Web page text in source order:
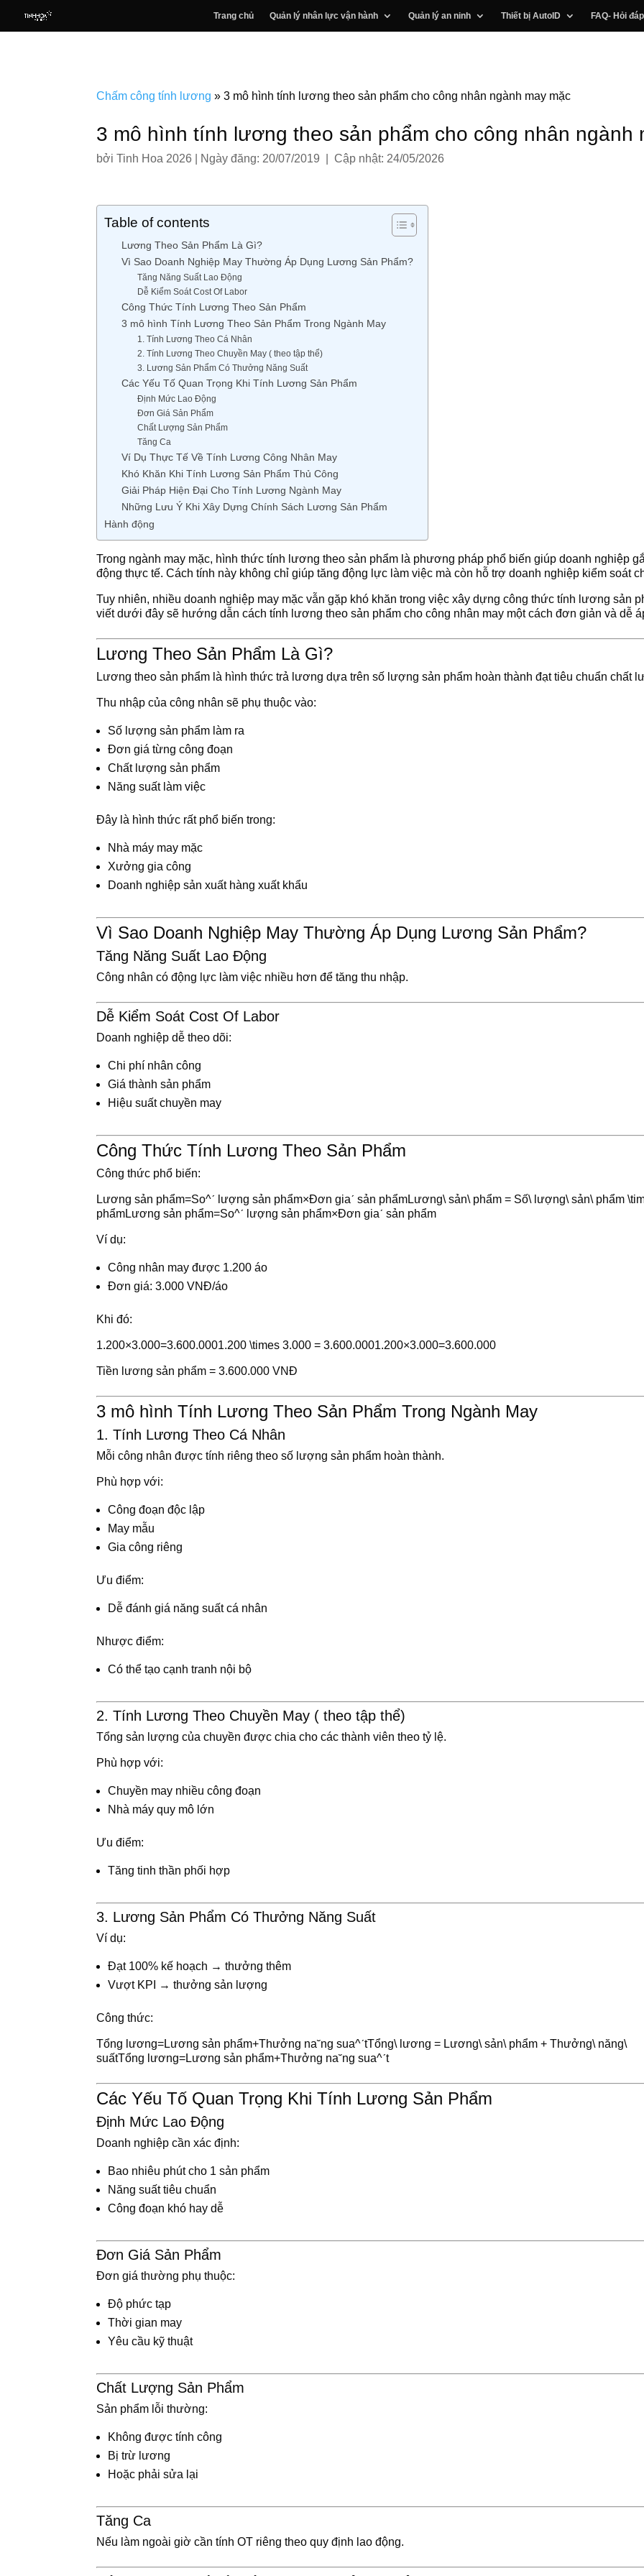
Trang chủ Quản lý nhân lực vận hành Quản lý an ninh Thiết bị AutoID FAQ- Hỏi đáp
Chấm công tính lương »3 mô hình tính lương theo sản phẩm cho công nhân ngành may mặc
3 mô hình tính lương theo sản phẩm cho công nhân ngành
bởiTinh Hoa 2026 Ngày đăng: 20/07/2019 | Cập nhật: 24/05/2026
Table of contents
Lương Theo Sản Phẩm Là Gì?
Vì Sao Doanh Nghiệp May Thường Áp Dụng Lương Sản Phẩm?
Tăng Năng Suất Lao Động
Dễ Kiểm Soát Cost Of Labor
Công Thức Tính Lương Theo Sản Phẩm
3 mô hình Tính Lương Theo Sản Phẩm Trong Ngành May
1. Tính Lương Theo Cá Nhân
2. Tính Lương Theo Chuyền May ( theo tập thể)
3. Lương Sản Phẩm Có Thưởng Năng Suất
Các Yếu Tố Quan Trọng Khi Tính Lương Sản Phẩm
Định Mức Lao Động
Đơn Giá Sản Phẩm
Chất Lượng Sản Phẩm
Tăng Ca
Ví Dụ Thực Tế Về Tính Lương Công Nhân May
Khó Khăn Khi Tính Lương Sản Phẩm Thủ Công
Giải Pháp Hiện Đại Cho Tính Lương Ngành May
Những Lưu Ý Khi Xây Dựng Chính Sách Lương Sản Phẩm
Hành động
Trong ngành may mặc, hình thức tính lương theo sản phẩm là phương pháp phổ biến giúp doanh nghiệp
động thực tế. Cách tính này không chỉ giúp tăng động lực làm việc mà còn hỗ trợ doanh nghiệp kiểm soát
Tuy nhiên, nhiều doanh nghiệp may mặc vẫn gặp khó khăn trong việc xây dựng công thức tính lương sản
viết dưới đây sẽ hướng dẫn cách tính lương theo sản phẩm cho công nhân may một cách đơn giản và dễ
Lương Theo Sản Phẩm Là Gì?
Lương theo sản phẩm là hình thức trả lương dựa trên số lượng sản phẩm hoàn thành đạt tiêu chuẩn chất
Thu nhập của công nhân sẽ phụ thuộc vào:
Số lượng sản phẩm làm ra
Đơn giá từng công đoạn
Chất lượng sản phẩm
Năng suất làm việc
Đây là hình thức rất phổ biến trong:
Nhà máy may mặc
Xưởng gia công
Doanh nghiệp sản xuất hàng xuất khẩu
Vì Sao Doanh Nghiệp May Thường Áp Dụng Lương Sản Phẩm?
Tăng Năng Suất Lao Động
Công nhân có động lực làm việc nhiều hơn để tăng thu nhập.
Dễ Kiểm Soát Cost Of Labor
Doanh nghiệp dễ theo dõi:
Chi phí nhân công
Giá thành sản phẩm
Hiệu suất chuyền may
Công Thức Tính Lương Theo Sản Phẩm
Công thức phổ biến:
Lương sản phẩm=So^ˊ lượng sản phẩm×Đơn giaˊ sản phẩmLương\ sản\ phẩm = Số\ lượng\ sản\ phẩm
phẩmLương sản phẩm=So^ˊ ượng sản phẩm×Đơn giaˊ sản phẩm
Ví dụ:
Công nhân may được 1.200 áo
Đơn giá: 3.000 VNĐ/áo
Khi đó:
1.200×3.000=3.600.0001.200 \times 3.000 = 3.600.0001.200×3.000=3.600.000
Tiền lương sản phẩm = 3.600.000 VNĐ
3 mô hình Tính Lương Theo Sản Phẩm Trong Ngành May
1. Tính Lương Theo Cá Nhân
Mỗi công nhân được tính riêng theo số lượng sản phẩm hoàn thành.
Phù hợp với:
Công đoạn độc lập
May mẫu
Gia công riêng
Ưu điểm:
Dễ đánh giá năng suất cá nhân
Nhược điểm:
Có thể tạo cạnh tranh nội bộ
2. Tính Lương Theo Chuyền May ( theo tập thể)
Tổng sản lượng của chuyền được chia cho các thành viên theo tỷ lệ.
Phù hợp với:
Chuyền may nhiều công đoạn
Nhà máy quy mô lớn
Ưu điểm:
Tăng tinh thần phối hợp
3. Lương Sản Phẩm Có Thưởng Năng Suất
Ví dụ:
Đạt 100% kế hoạch → thưởng thêm
Vượt KPI → thưởng sản lượng
Công thức:
Tổng lương=Lương sản phẩm+Thưởng na˘ng sua^ˊtTổng\ lương = Lương\ sản\ phẩm + Thưởng\ năng\
suấtTổng ương=Lương sản phẩm+Thưởng na˘ng sua^ˊt
Các Yếu Tố Quan Trọng Khi Tính Lương Sản Phẩm
Định Mức Lao Động
Doanh nghiệp cần xác định:
Bao nhiêu phút cho 1 sản phẩm
Năng suất tiêu chuẩn
Công đoạn khó hay dễ
Đơn Giá Sản Phẩm
Đơn giá thường phụ thuộc:
Độ phức tạp
Thời gian may
Yêu cầu kỹ thuật
Chất Lượng Sản Phẩm
Sản phẩm lỗi thường:
Không được tính công
Bị trừ lương
Hoặc phải sửa lại
Tăng Ca
Nếu làm ngoài giờ cần tính OT riêng theo quy định lao động.